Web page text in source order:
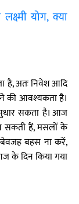
योग, क्या
अतः निवेश आदि
आवश्यकता है।
सकता है। आज
सकती हैं, मसलों के
बहस ना करें,
के दिन किया गया